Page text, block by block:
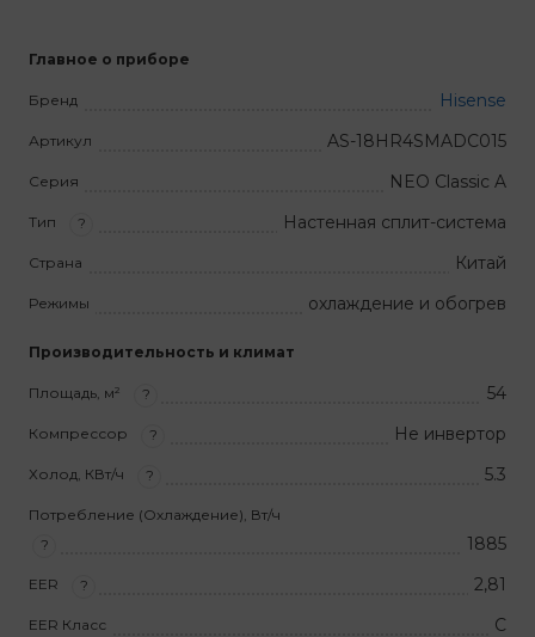
Главное о приборе
Бренд Hisense
Артикул AS-18HR4SMADC015
Серия NEO Classic A
Тип ? Настенная сплит-система
Страна Китай
Режимы охлаждение и обогрев
Производительность и климат
Площадь, м² ? 54
Компрессор ? Не инвертор
Холод, КВт/ч ? 5.3
Потребление (Охлаждение), Вт/ч
?
1885
EER ? 2,81
EER Класс C